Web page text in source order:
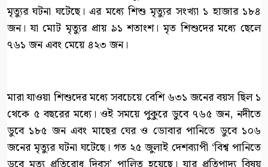
মৃত্যুর ঘটনা ঘটেছে। এর মধ্যে শিশু মৃত্যুর সংখ্যা ১ হাজার ১৮৪
জন। যা মোট মৃত্যুর প্রায় ৯১ শতাংশ। মৃত শিশুদের মধ্যে ছেলে
৭৬১ জন এবং মেয়ে ৪২৩ জন।
মারা যাওয়া শিশুদের মধ্যে সবচেয়ে বেশি ৬৩১ জনের বয়স ছিল ১
থেকে ৫ বছরের মধ্যে। ওই সময়ে পুকুরে ডুবে ৭৬৫ জন, নদীতে
ডুবে ১৮৫ জন এবং মাছের ঘের ও ডোবার পানিতে ডুবে ১০৬
জনের মৃত্যুর ঘটনা ঘটেছে। গত ২৫ জুলাই দেশব্যাপী ‘বিশ্ব পানিতে